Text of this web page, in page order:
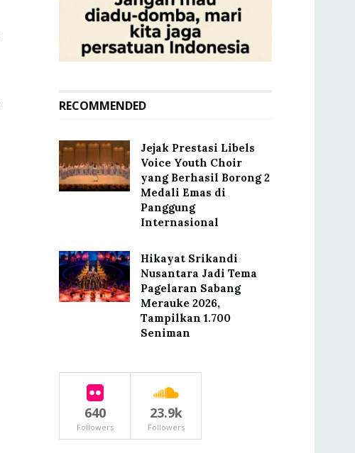
RECOMMENDED
Jejak Prestasi Libels
Voice Youth Choir
yang Berhasil Borong 2
Medali Emas di
Panggung
Internasional
Hikayat Srikandi
Nusantara Jadi Tema
Pagelaran Sabang
Merauke 2026,
Tampilkan 1.700
Seniman
640
Followers
23.9k
Followers